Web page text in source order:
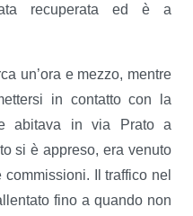
recuperata ed è a
un’ora e mezzo, mentre
in contatto con la
abitava in via Prato a
si è appreso, era venuto
Il traffico nel
fino a quando non